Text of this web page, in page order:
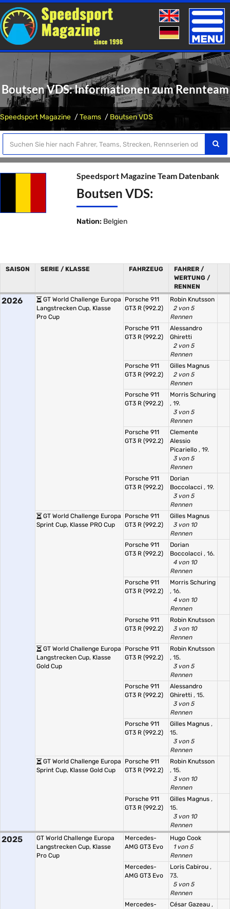
Toggle
Boutsen VDS: Informationen zum Rennteam
Speedsport Magazine Teams Boutsen VDS
Speedsport Magazine Team Datenbank
Boutsen VDS:
Nation: Belgien
SAISON SERIE / KLASSE FAHRZEUG
FAHRER /
WERTUNG /
RENNEN
2026
GT World Challenge Europa
Langstrecken Cup, Klasse
Pro Cup
Porsche 911
GT3 R (992.2)
Robin Knutsson
2 von 5
Rennen
Porsche 911
GT3 R (992.2)
Alessandro
Ghiretti
2 von 5
Rennen
Porsche 911
GT3 R (992.2)
Gilles Magnus
2 von 5
Rennen
Porsche 911
GT3 R (992.2)
Morris Schuring
, 19.
3 von 5
Rennen
Porsche 911
GT3 R (992.2)
Clemente
Alessio
Picariello , 19.
3 von 5
Rennen
Porsche 911
GT3 R (992.2)
Dorian
Boccolacci , 19.
3 von 5
Rennen
GT World Challenge Europa
Sprint Cup, Klasse PRO Cup
Porsche 911
GT3 R (992.2)
Gilles Magnus
3 von 10
Rennen
Porsche 911
GT3 R (992.2)
Dorian
Boccolacci , 16.
4 von 10
Rennen
Porsche 911
GT3 R (992.2)
Morris Schuring
, 16.
4 von 10
Rennen
Porsche 911
GT3 R (992.2)
Robin Knutsson
3 von 10
Rennen
GT World Challenge Europa
Langstrecken Cup, Klasse
Gold Cup
Porsche 911
GT3 R (992.2)
Robin Knutsson
, 15.
3 von 5
Rennen
Porsche 911
GT3 R (992.2)
Alessandro
Ghiretti , 15.
3 von 5
Rennen
Porsche 911
GT3 R (992.2)
Gilles Magnus ,
15.
3 von 5
Rennen
GT World Challenge Europa
Sprint Cup, Klasse Gold Cup
Porsche 911
GT3 R (992.2)
Robin Knutsson
, 15.
3 von 10
Rennen
Porsche 911
GT3 R (992.2)
Gilles Magnus ,
15.
3 von 10
Rennen
2025
GT World Challenge Europa
Langstrecken Cup, Klasse
Pro Cup
Mercedes-
AMG GT3 Evo
Hugo Cook
1 von 5
Rennen
Mercedes-
AMG GT3 Evo
Loris Cabirou ,
73.
5 von 5
Rennen
Mercedes-
César Gazeau ,